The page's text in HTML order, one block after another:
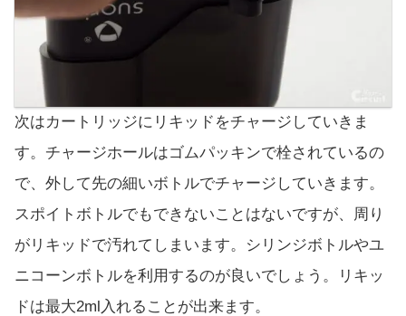
次はカートリッジにリキッドをチャージしていきま
す。チャージホールはゴムパッキンで栓されているの
で、外して先の細いボトルでチャージしていきます。
スポイトボトルでもできないことはないですが、周り
がリキッドで汚れてしまいます。シリンジボトルやユ
ニコーンボトルを利用するのが良いでしょう。リキッ
ドは最大2ml入れることが出来ます。